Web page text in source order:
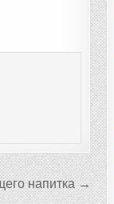
напитка →